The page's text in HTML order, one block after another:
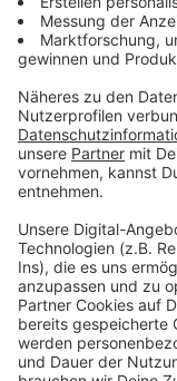
Anzeige
Anzeige